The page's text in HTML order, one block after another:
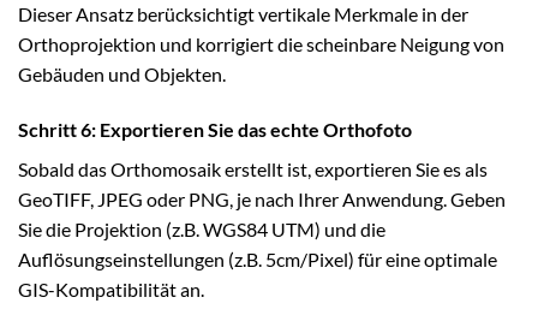
Dieser Ansatz berücksichtigt vertikale Merkmale in der
Orthoprojektion und korrigiert die scheinbare Neigung von
Gebäuden und Objekten.
Schritt 6: Exportieren Sie das echte Orthofoto
Sobald das Orthomosaik erstellt ist, exportieren Sie es als
GeoTIFF, JPEG oder PNG, je nach Ihrer Anwendung. Geben
Sie die Projektion (z.B. WGS84 UTM) und die
Auflösungseinstellungen (z.B. 5cm/Pixel) für eine optimale
GIS-Kompatibilität an.